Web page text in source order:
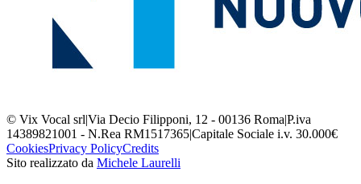
© Vix Vocal srl|Via Decio Filipponi, 12 - 00136 Roma|P.iva
14389821001 - N.Rea RM1517365|Capitale Sociale i.v. 30.000€
CookiesPrivacy PolicyCredits
Sito realizzato da Michele Laurelli